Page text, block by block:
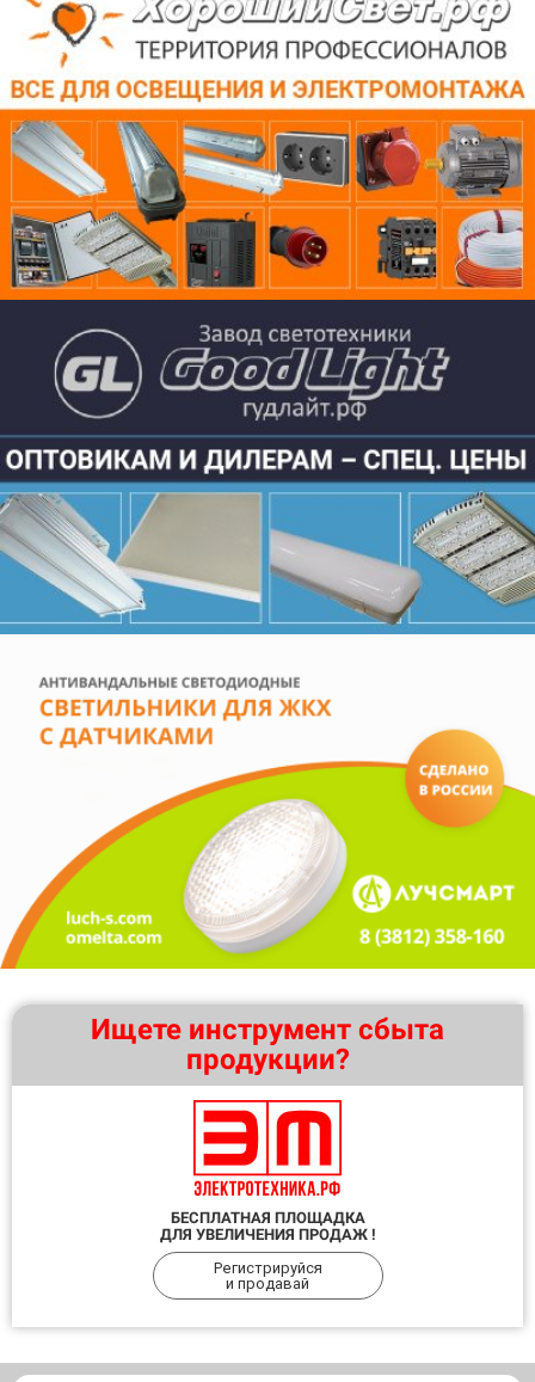
Ищете инструмент сбыта
продукции?
БЕСПЛАТНАЯ ПЛОЩАДКА
ДЛЯ УВЕЛИЧЕНИЯ ПРОДАЖ !
Регистрируйся
и продавай